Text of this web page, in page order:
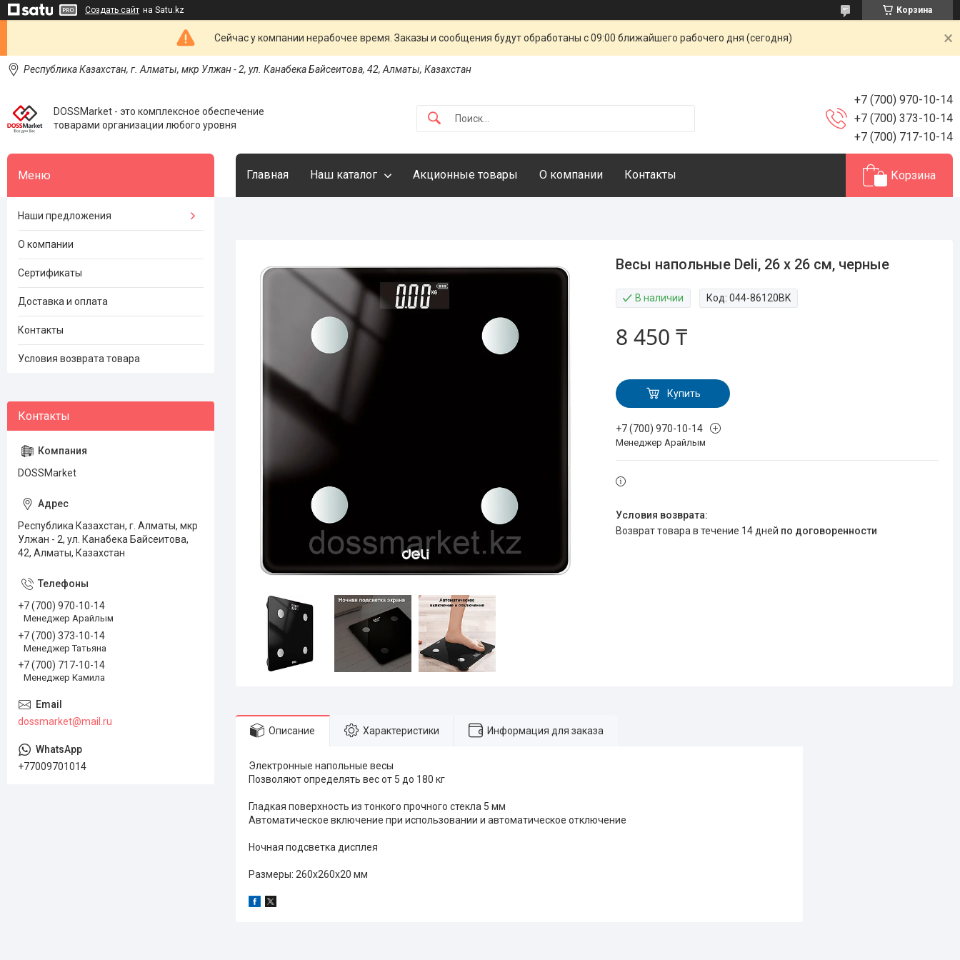
Создать сайт на Satu.kz Корзина
Сейчас у компании нерабочее время. Заказы и сообщения будут обработаны с 09:00 ближайшего рабочего дня (сегодня)
Республика Казахстан, г. Алматы, мкр Улжан - 2, ул. Канабека Байсеитова, 42, Алматы, Казахстан
DOSSMarket - это комплексное обеспечение
товарами организации любого уровня
+7 (700) 970-10-14
+7 (700) 373-10-14
+7 (700) 717-10-14
Главная Наш каталог Акционные товары О компании Контакты Корзина
Весы напольные Deli, 26 х 26 см, черные
В наличии Код:044-86120BK
8 450 ₸
Купить
+7 (700) 970-10-14
Менеджер Арайлым
возврат товара в течение 14 дней по договоренности
Описание Характеристики Информация для заказа
Электронные напольные весы
Позволяют определять вес от 5 до 180 кг
Гладкая поверхность из тонкого прочного стекла 5 мм
Автоматическое включение при использовании и автоматическое отключение
Ночная подсветка дисплея
Размеры: 260х260х20 мм
Наши предложения
О компании
Сертификаты
Доставка и оплата
Контакты
Условия возврата товара
DOSSMarket
Республика Казахстан, г. Алматы, мкр
Улжан - 2, ул. Канабека Байсеитова,
42, Алматы, Казахстан
+7 (700) 970-10-14
Менеджер Арайлым
+7 (700) 373-10-14
Менеджер Татьяна
+7 (700) 717-10-14
Менеджер Камила
dossmarket@mail.ru
+77009701014